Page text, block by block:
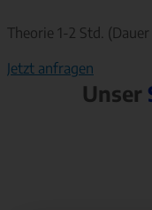
Theorie 1-2 Std.
Jetzt anfragen
Unser